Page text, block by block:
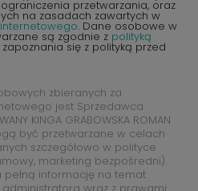
przetwarzania, oraz
na zasadach zawartych w
. Dane osobowe w
są zgodnie z polityką
się z polityką przed
zbieranych za
jest Sprzedawca
KINGA GRABOWSKA ROMAN
być przetwarzane w celach
szczegółowo w polityce
marketing bezpośredni).
pełną informację na temat